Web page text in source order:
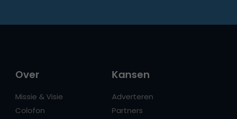
Over
Missie & Visie
Colofon
Kansen
Adverteren
Partners